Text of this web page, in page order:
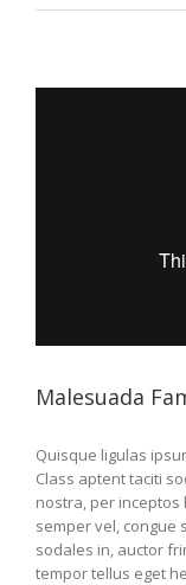
Malesuada
Quisque ligulas
Class aptent taciti
nostra, per inceptos
semper vel, congue
sodales in, auctor
tempor tellus eget